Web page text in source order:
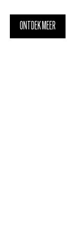
ONTDEK MEER